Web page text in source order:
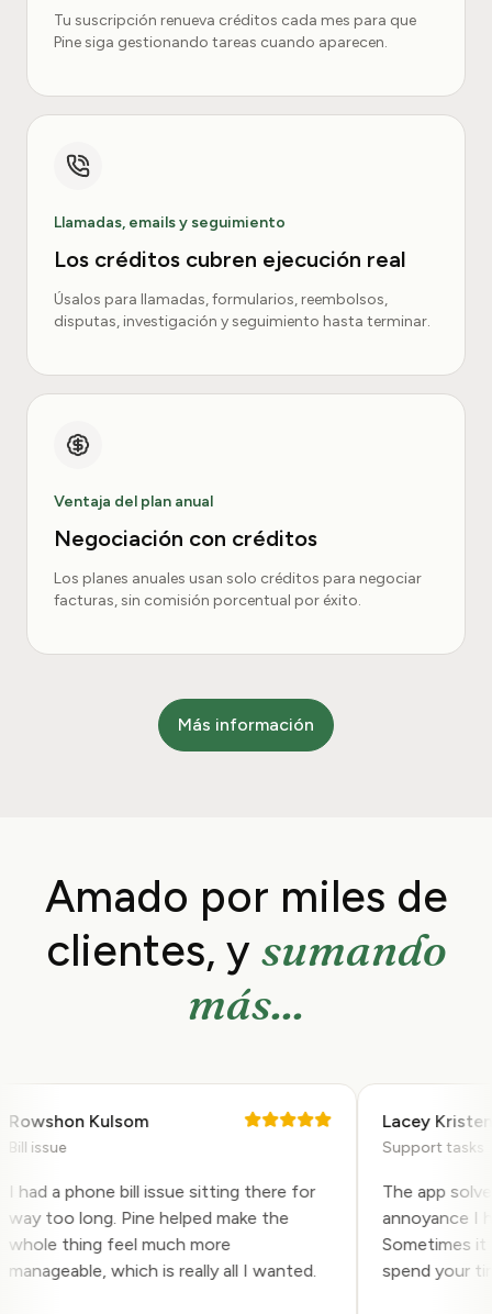
Tu suscripción renueva créditos cada mes para que
Pine siga gestionando tareas cuando aparecen.
Llamadas, emails y seguimiento
Los créditos cubren ejecución real
Úsalos para llamadas, formularios, reembolsos,
disputas, investigación y seguimiento hasta terminar.
Ventaja del plan anual
Negociación con créditos
Los planes anuales usan solo créditos para negociar
facturas, sin comisión porcentual por éxito.
Más información
Amado por miles de
clientes, y sumando
más...
Kulsom
issue
a phone bill issue sitting there for
too long. Pine helped make the
thing feel much more
which is really all I wanted.
Lacey Kristen
Support tasks
The app solved
annoyance I
Sometimes it
spend your